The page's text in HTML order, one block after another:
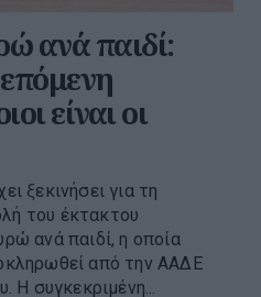
ανά παιδί:
είναι οι
ξεκινήσει για τη
του έκτακτου
ανά παιδί, η οποία
από την ΑΑΔΕ
Η συγκεκριμένη...